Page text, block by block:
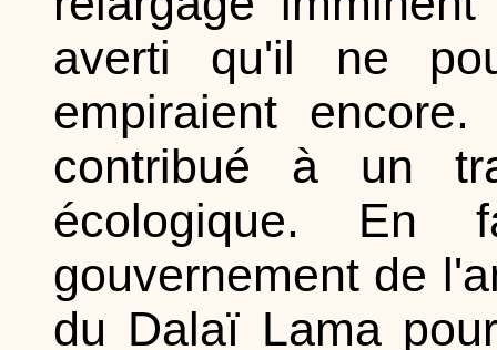
averti qu'il ne
empiraient
contribué à un
écologique.
gouvernement de
du Dalaï Lama